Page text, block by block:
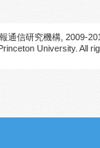
通信研究機構, 2009-
University. All